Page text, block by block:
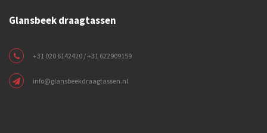
Glansbeek draagtassen
+31 020 6142420 / +31 622909159
info@glansbeekdraagtassen.nl